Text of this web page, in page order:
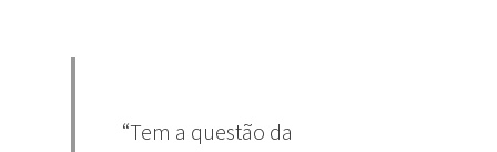
“Tem a questão da